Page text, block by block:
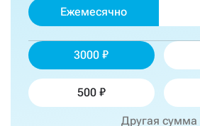
Ежемесячно
3000
500